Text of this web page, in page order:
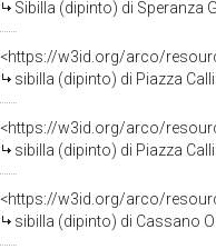
Sibilla (dipinto) di Speranza
<https://w3id.org/arco/
sibilla (dipinto) di Piazza
<https://w3id.org/arco/
sibilla (dipinto) di Piazza
<https://w3id.org/arco/
sibilla (dipinto) di Cassano